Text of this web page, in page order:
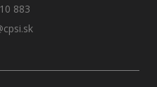
883